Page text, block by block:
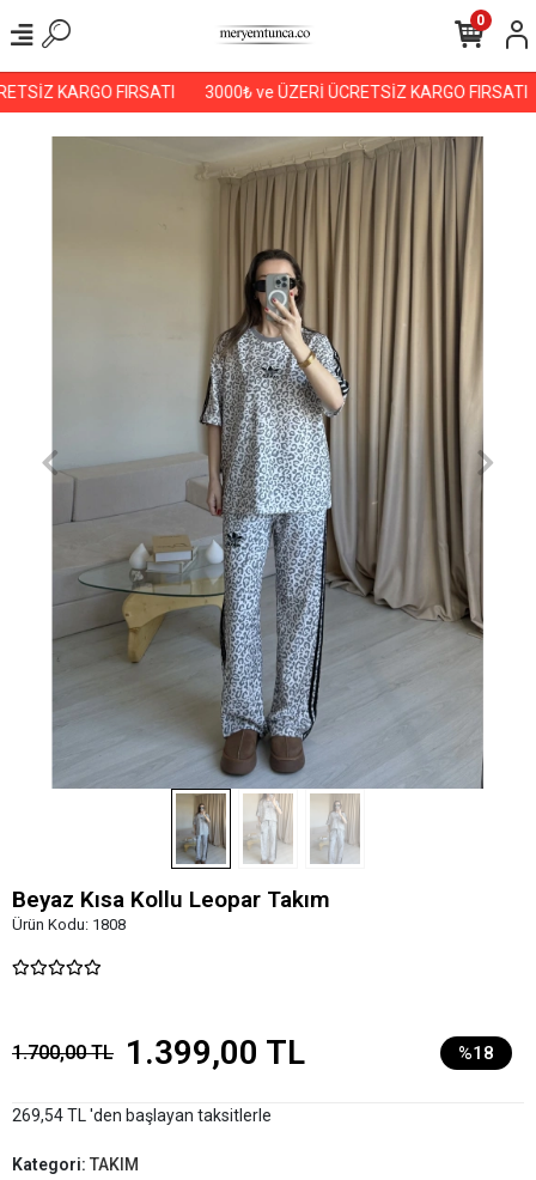
KARGO FIRSATI 3000₺ ve ÜZERİ ÜCRETSİZ KARGO FIRSATI
0
Beyaz Kısa Kollu Leopar Takım
Ürün Kodu: 1808
1.700,00 TL 1.399,00 TL %18
269,54 TL 'den başlayan taksitlerle
Kategori: TAKIM